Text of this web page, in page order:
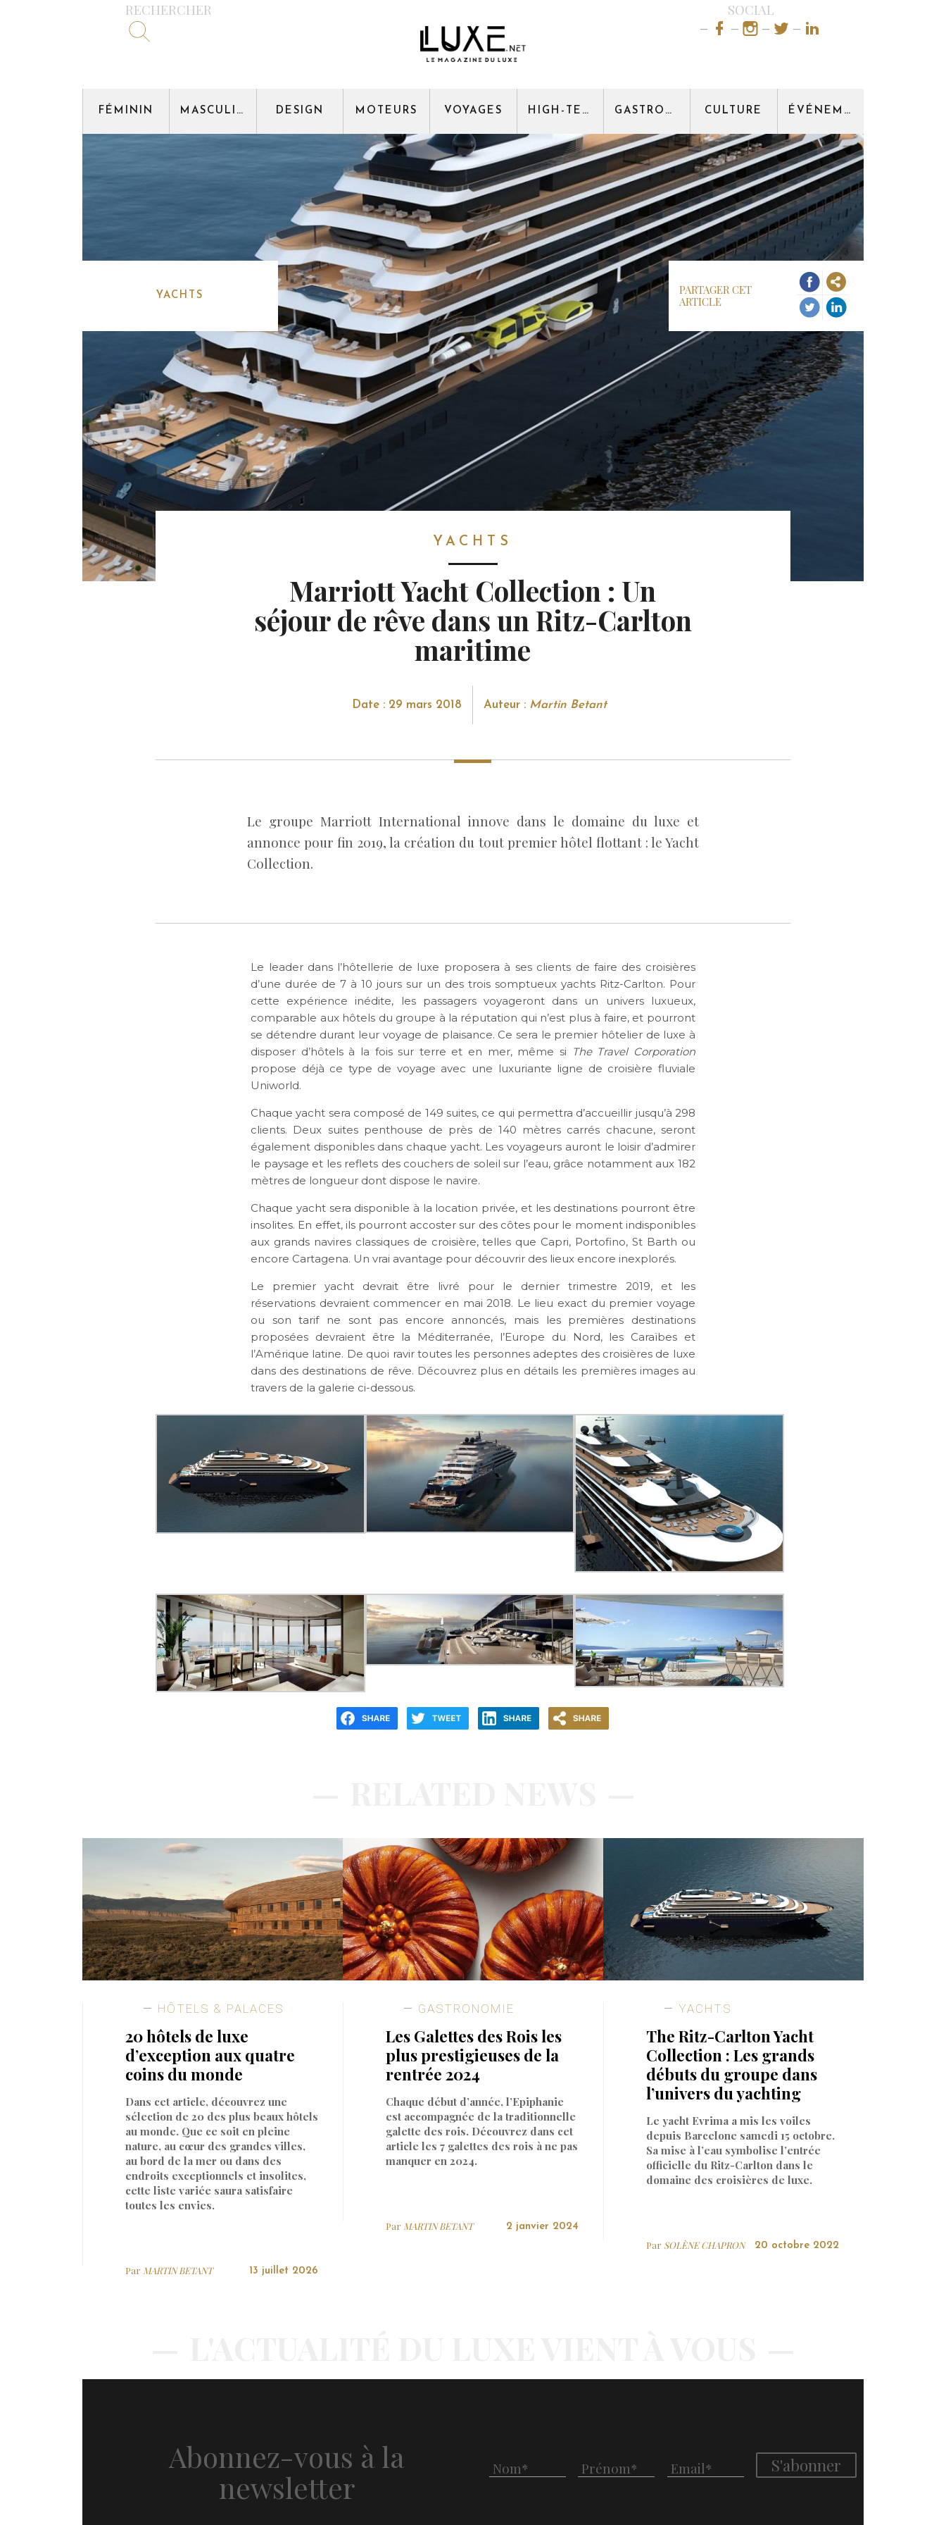
RECHERCHER SOCIAL
FÉMININ MASCULIN DESIGN MOTEURS VOYAGES HIGH-TECH GASTRONOMIE CULTURE ÉVÉNEMENT
YACHTS
PARTAGER CET
ARTICLE
YACHTS
Marriott Yacht Collection : Un
séjour de rêve dans un Ritz-Carlton
maritime
Date : 29 mars 2018 Auteur : Martin Betant
Le groupe Marriott International innove dans le domaine du luxe et
annonce pour fin 2019, la création du tout premier hôtel flottant : le Yacht
Collection.
Le leader dans l’hôtellerie de luxe proposera à ses clients de faire des croisières
d’une durée de 7 à 10 jours sur un des trois somptueux yachts Ritz-Carlton. Pour
cette expérience inédite, les passagers voyageront dans un univers luxueux,
comparable aux hôtels du groupe à la réputation qui n’est plus à faire, et pourront
se détendre durant leur voyage de plaisance. Ce sera le premier hôtelier de luxe à
disposer d’hôtels à la fois sur terre et en mer, même si The Travel Corporation
propose déjà ce type de voyage avec une luxuriante ligne de croisière fluviale
Uniworld.
Chaque yacht sera composé de 149 suites, ce qui permettra d’accueillir jusqu’à 298
clients. Deux suites penthouse de près de 140 mètres carrés chacune, seront
également disponibles dans chaque yacht. Les voyageurs auront le loisir d’admirer
le paysage et les reflets des couchers de soleil sur l’eau, grâce notamment aux 182
mètres de longueur dont dispose le navire.
Chaque yacht sera disponible à la location privée, et les destinations pourront être
insolites. En effet, ils pourront accoster sur des côtes pour le moment indisponibles
aux grands navires classiques de croisière, telles que Capri, Portofino, St Barth ou
encore Cartagena. Un vrai avantage pour découvrir des lieux encore inexplorés.
Le premier yacht devrait être livré pour le dernier trimestre 2019, et les
réservations devraient commencer en mai 2018. Le lieu exact du premier voyage
ou son tarif ne sont pas encore annoncés, mais les premières destinations
proposées devraient être la Méditerranée, l’Europe du Nord, les Caraïbes et
l’Amérique latine. De quoi ravir toutes les personnes adeptes des croisières de luxe
dans des destinations de rêve. Découvrez plus en détails les premières images au
travers de la galerie ci-dessous.
HÔTELS & PALACES
20 hôtels de luxe
d’exception aux quatre
coins du monde
Dans cet article, découvrez une
sélection de 20 des plus beaux hôtels
au monde. Que ce soit en pleine
nature, au cœur des grandes villes,
au bord de la mer ou dans des
endroits exceptionnels et insolites,
cette liste variée saura satisfaire
toutes les envies.
Par MARTIN BETANT 13 juillet 2026
GASTRONOMIE
Les Galettes des Rois les
plus prestigieuses de la
rentrée 2024
Chaque début d’année, l’Epiphanie
est accompagnée de la traditionnelle
galette des rois. Découvrez dans cet
article les 7 galettes des rois à ne pas
manquer en 2024.
Par MARTIN BETANT 2 janvier 2024
YACHTS
The Ritz-Carlton Yacht
Collection : Les grands
débuts du groupe dans
l’univers du yachting
Le yacht Evrima a mis les voiles
depuis Barcelone samedi 15 octobre.
Sa mise à l’eau symbolise l’entrée
officielle du Ritz-Carlton dans le
domaine des croisières de luxe.
Par SOLÈNE CHAPRON 20 octobre 2022
Abonnez-vous à la
newsletter